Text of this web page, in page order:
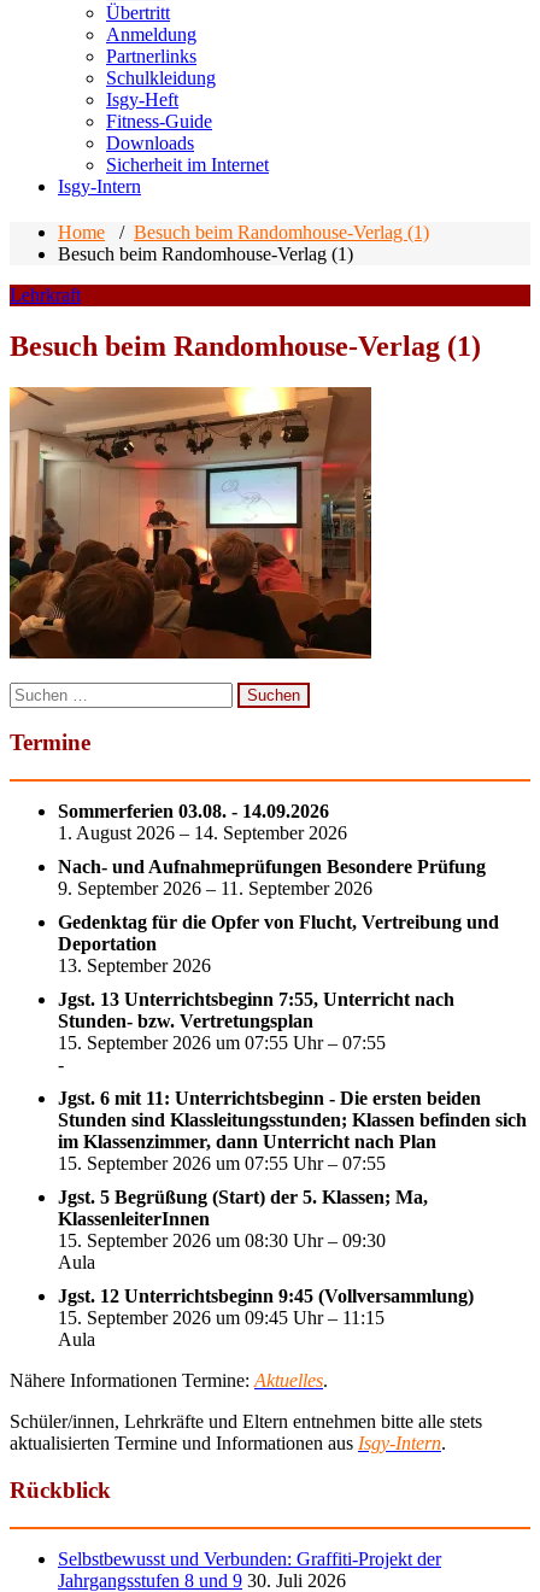
Übertritt
Anmeldung
Partnerlinks
Schulkleidung
Isgy-Heft
Fitness-Guide
Downloads
Sicherheit im Internet
Isgy-Intern
Home / Besuch beim Randomhouse-Verlag (1)
Besuch beim Randomhouse-Verlag (1)
Lehrkraft
Besuch beim Randomhouse-Verlag (1)
Suchen
nach:
Termine
Sommerferien 03.08. - 14.09.2026
1. August 2026 – 14. September 2026
Nach- und Aufnahmeprüfungen Besondere Prüfung
9. September 2026 – 11. September 2026
Gedenktag für die Opfer von Flucht, Vertreibung und
Deportation
13. September 2026
Jgst. 13 Unterrichtsbeginn 7:55, Unterricht nach
Stunden- bzw. Vertretungsplan
15. September 2026 um 07:55 Uhr – 07:55
-
Jgst. 6 mit 11: Unterrichtsbeginn - Die ersten beiden
Stunden sind Klassleitungsstunden; Klassen befinden sich
im Klassenzimmer, dann Unterricht nach Plan
15. September 2026 um 07:55 Uhr – 07:55
Jgst. 5 Begrüßung (Start) der 5. Klassen; Ma,
KlassenleiterInnen
15. September 2026 um 08:30 Uhr – 09:30
Aula
Jgst. 12 Unterrichtsbeginn 9:45 (Vollversammlung)
15. September 2026 um 09:45 Uhr – 11:15
Aula
Nähere Informationen Termine: Aktuelles.
Schüler/innen, Lehrkräfte und Eltern entnehmen bitte alle stets
aktualisierten Termine und Informationen aus Isgy-Intern.
Rückblick
Selbstbewusst und Verbunden: Graffiti-Projekt der
Jahrgangsstufen 8 und 9 30. Juli 2026